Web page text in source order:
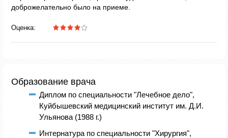
доброжелательно было на приеме.
Оценка:
Образование врача
Диплом по специальности "Лечебное дело",
Куйбышевский медицинский институт им. Д.И.
Ульянова (1988 г.)
Интернатура по специальности "Хирургия",